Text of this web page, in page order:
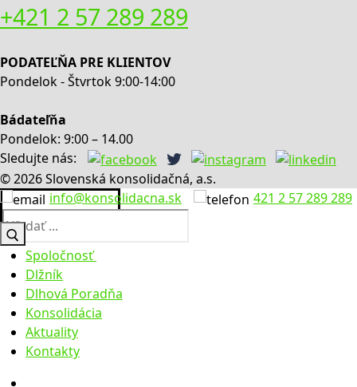
+421 2 57 289 289
PODATEĽŇA PRE KLIENTOV
Pondelok - Štvrtok 9:00-14:00
Bádateľňa
Pondelok: 9:00 – 14.00
Sledujte nás:
© 2026 Slovenská konsolidačná, a.s.
info@konsolidacna.sk
421 2 57 289 289
Hľadať:
Spoločnosť
O nás
Výročné správy
Úradná tabuľa
Faktúry
Objednávky
Legislatíva
Zúčtovacie údaje
Dlžník
Dlhová Poradňa
Konsolidácia
Aktuality
Kontakty